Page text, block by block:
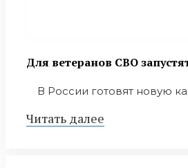
Для ветеранов СВО
В России готовят новую
Читать далее